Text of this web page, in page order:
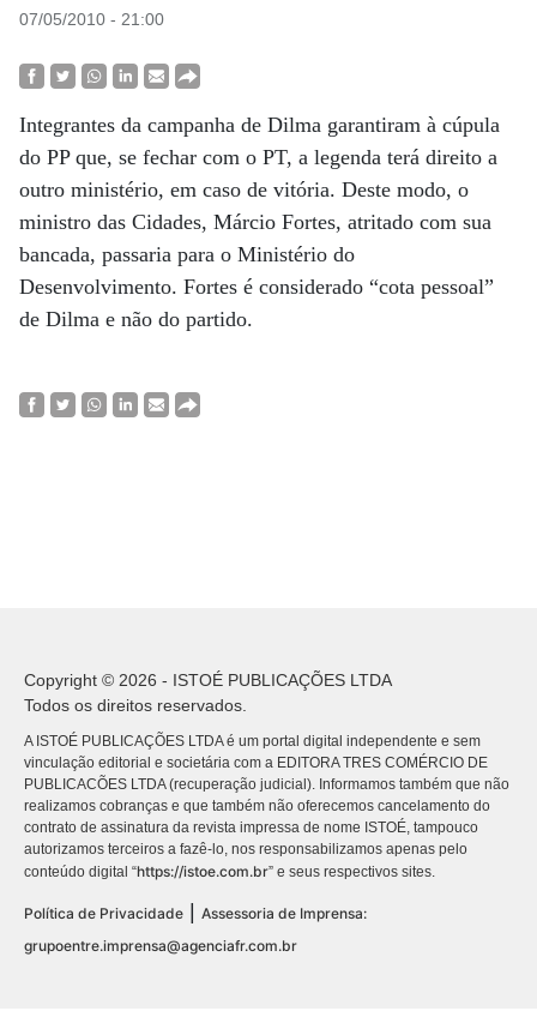
07/05/2010 - 21:00
Integrantes da campanha de Dilma garantiram à cúpula
do PP que, se fechar com o PT, a legenda terá direito a
outro ministério, em caso de ­vitória. Deste modo, o
ministro das Cidades, Márcio Fortes, atritado com sua
bancada, passaria para o Ministério do
Desenvolvimento. Fortes é considerado “cota pessoal”
de Dilma e não do partido.
Copyright © 2026 - ISTOÉ PUBLICAÇÕES LTDA
Todos os direitos reservados.
A ISTOÉ PUBLICAÇÕES LTDA é um portal digital independente e sem
vinculação editorial e societária com a EDITORA TRES COMÉRCIO DE
PUBLICACÕES LTDA (recuperação judicial). Informamos também que não
realizamos cobranças e que também não oferecemos cancelamento do
contrato de assinatura da revista impressa de nome ISTOÉ, tampouco
autorizamos terceiros a fazê-lo, nos responsabilizamos apenas pelo
conteúdo digital “https://istoe.com.br” e seus respectivos sites.
Política de Privacidade
Assessoria de Imprensa:
grupoentre.imprensa@agenciafr.com.br